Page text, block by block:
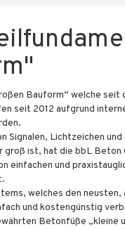
Bauform“ welche seit
seit 2012 aufgrund
Signalen, Lichtzeichen
groß ist, hat die bbL Beton
einfachen und
welches den
und kostengünstig
Betonfüße „kleine